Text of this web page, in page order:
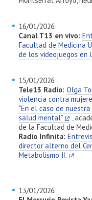
16/01/2026:
Canal T13 en vivo:
Facultad de Medicina
de los videojuegos en
15/01/2026:
Tele13 Radio: Olga
violencia contra
“En el caso de
salud mental”
,
de la Facultad de
Radio Infinita:
director alterno del
Metabolismo II.
13/01/2026: